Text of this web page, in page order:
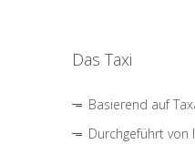
Das Taxi
Basierend auf
Durchgeführt von